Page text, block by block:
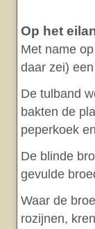
Op het
Met name
daar zei)
De tulband
bakten de
peperkoek
De blinde
gevulde
Waar de
rozijnen,